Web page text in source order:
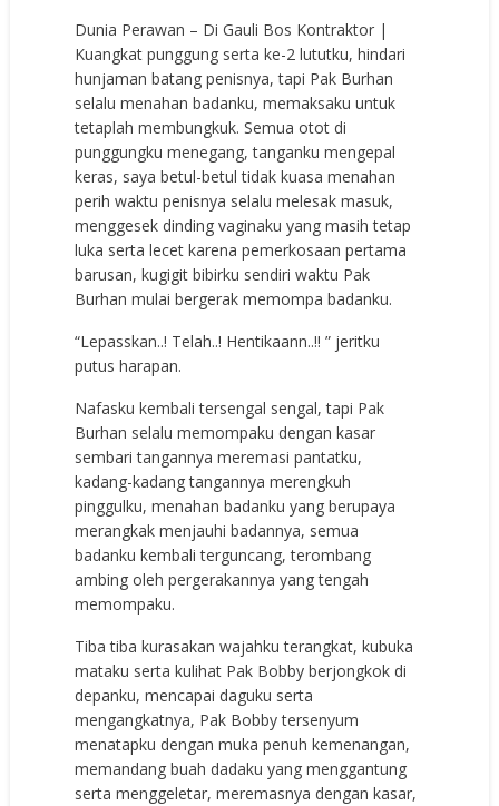
Dunia Perawan – Di Gauli Bos Kontraktor |
Kuangkat punggung serta ke-2 lututku, hindari
hunjaman batang penisnya, tapi Pak Burhan
selalu menahan badanku, memaksaku untuk
tetaplah membungkuk. Semua otot di
punggungku menegang, tanganku mengepal
keras, saya betul-betul tidak kuasa menahan
perih waktu penisnya selalu melesak masuk,
menggesek dinding vaginaku yang masih tetap
luka serta lecet karena pemerkosaan pertama
barusan, kugigit bibirku sendiri waktu Pak
Burhan mulai bergerak memompa badanku.
“Lepasskan..! Telah..! Hentikaann..!! ” jeritku
putus harapan.
Nafasku kembali tersengal sengal, tapi Pak
Burhan selalu memompaku dengan kasar
sembari tangannya meremasi pantatku,
kadang-kadang tangannya merengkuh
pinggulku, menahan badanku yang berupaya
merangkak menjauhi badannya, semua
badanku kembali terguncang, terombang
ambing oleh pergerakannya yang tengah
memompaku.
Tiba tiba kurasakan wajahku terangkat, kubuka
mataku serta kulihat Pak Bobby berjongkok di
depanku, mencapai daguku serta
mengangkatnya, Pak Bobby tersenyum
menatapku dengan muka penuh kemenangan,
memandang buah dadaku yang menggantung
serta menggeletar, meremasnya dengan kasar,